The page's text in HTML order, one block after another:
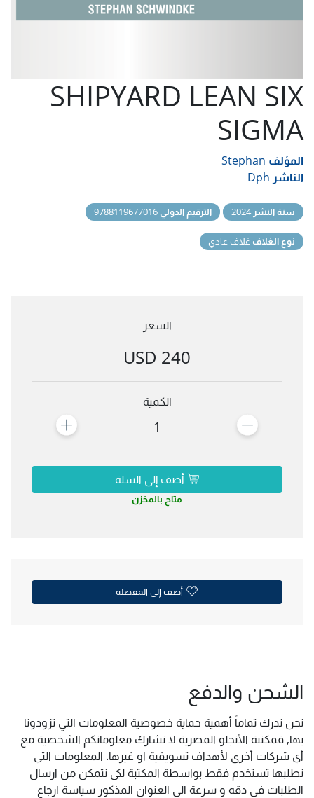
SHIPYARD LEAN SIX
SIGMA
المؤلف Stephan
الناشر Dph
سنة النشر الترقيم الدولي
نوع الغلاف غلاف عادي
السعر
240 USD
الكمية
1
أضف إلى السلة
متاح بالمخزن
أضف إلى المفضلة
الشحن والدفع
نحن ندرك تماماً أهمية حماية خصوصية المعلومات التي تزودونا
بها, فمكتبة الأنجلو المصرية لا تشارك معلوماتكم الشخصية مع
أي شركات أخرى لأهداف تسويقية او غيرها. المعلومات التي
نطلبها تستخدم فقط بواسطة المكتبة لكى نتمكن من ارسال
الطلبات فى دقه و سرعة الى العنوان المذكور سياسة ارجاع